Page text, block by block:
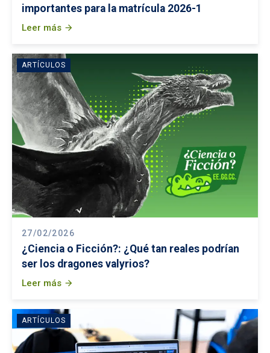
importantes para la matrícula 2026-1
Leer más arrow_forward
ARTÍCULOS
27/02/2026
¿Ciencia o Ficción?: ¿Qué tan reales podrían
ser los dragones valyrios?
Leer más arrow_forward
ARTÍCULOS